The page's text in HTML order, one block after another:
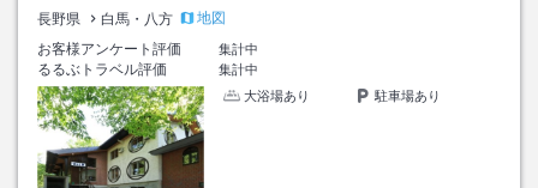
長野県 白馬・八方
地図
お客様アンケート評価
集計中
るるぶトラベル評価
集計中
大浴場あり
駐車場あり